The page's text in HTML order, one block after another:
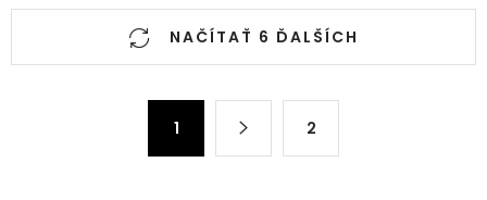
Ovládacie prvky výpisuNAČÍTAŤ 6 ĎALŠÍCH
1 2